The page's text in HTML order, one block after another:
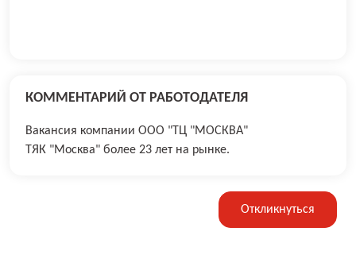
КОММЕНТАРИЙ ОТ РАБОТОДАТЕЛЯ
Вакансия компании ООО "ТЦ "МОСКВА"
ТЯК "Москва" более 23 лет на рынке.
Откликнуться